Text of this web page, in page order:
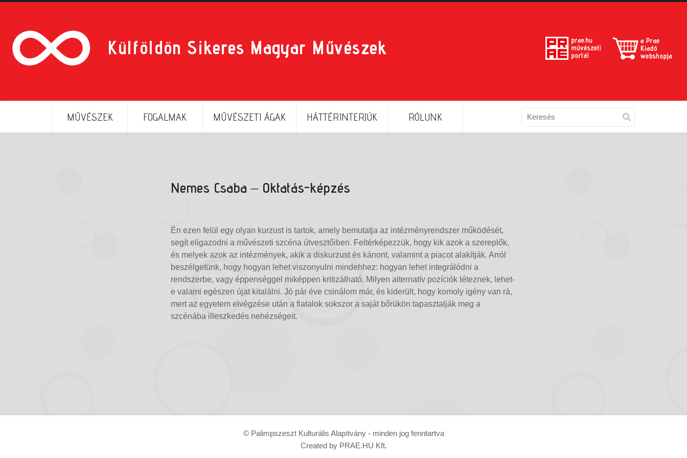
Külföldön Sikeres Magyar Művészek
MŰVÉSZEK FOGALMAK MŰVÉSZETI ÁGAK HÁTTÉRINTERJÚK RÓLUNK
Nemes Csaba – Oktatás-képzés
Én ezen felül egy olyan kurzust is tartok, amely bemutatja az intézményrendszer működését,
segít eligazodni a művészeti szcéna útvesztőiben. Feltérképezzük, hogy kik azok a szereplők,
és melyek azok az intézmények, akik a diskurzust és kánont, valamint a piacot alakítják. Arról
beszélgetünk, hogy hogyan lehet viszonyulni mindehhez: hogyan lehet integrálódni a
rendszerbe, vagy éppenséggel miképpen kritizálható. Milyen alternatív pozíciók léteznek, lehet-
e valami egészen újat kitalálni. Jó pár éve csinálom már, és kiderült, hogy komoly igény van rá,
mert az egyetem elvégzése után a fiatalok sokszor a saját bőrükön tapasztalják meg a
szcénába illeszkedés nehézségeit.
© Palimpszeszt Kulturális Alapítvány - minden jog fenntartva
Created by PRAE.HU Kft.